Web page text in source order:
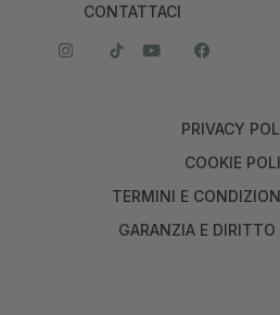
CONTATTACI
PRIVACY
COOKIE
TERMINI E
GARANZIA E DIRITTO